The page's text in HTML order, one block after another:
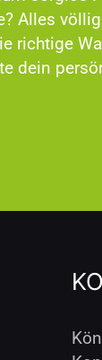
Alles
richtige
dein